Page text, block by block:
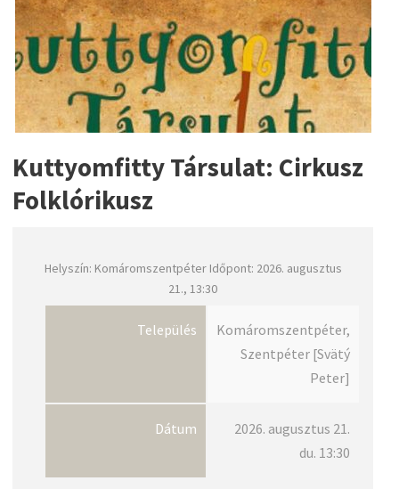
Kuttyomfitty Társulat: Cirkusz
Folklórikusz
Helyszín: Komáromszentpéter Időpont: 2026. augusztus
21., 13:30
Település
Komáromszentpéter,
Szentpéter [Svätý
Peter]
Dátum
2026. augusztus 21.
du. 13:30